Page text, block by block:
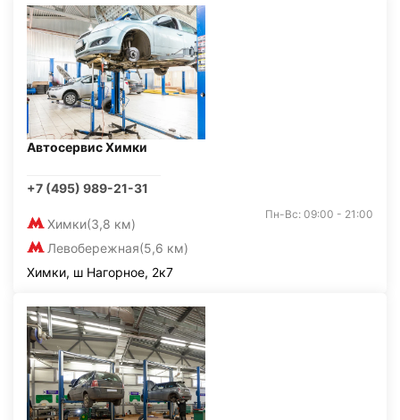
Автосервис Химки
+7 (495) 989-21-31
Химки(3,8 км)
Левобережная(5,6 км)
Пн-Вс: 09:00 - 21:00
Химки, ш Нагорное, 2к7